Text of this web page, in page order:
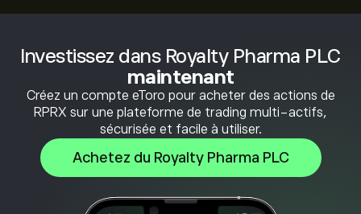
Investissez dans Royalty Pharma PLC
maintenant
Créez un compte eToro pour acheter des actions de
RPRX sur une plateforme de trading multi-actifs,
sécurisée et facile à utiliser.
Achetez du Royalty Pharma PLC